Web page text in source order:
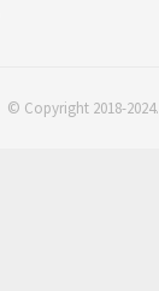
© Copyright 2018-2024.